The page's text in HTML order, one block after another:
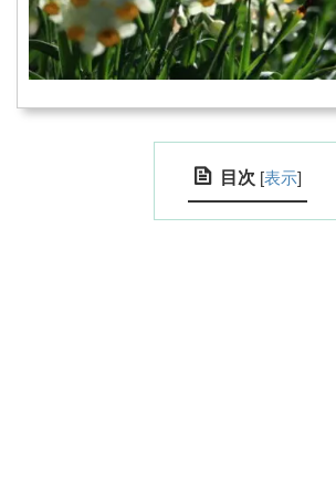
目次 [表示]